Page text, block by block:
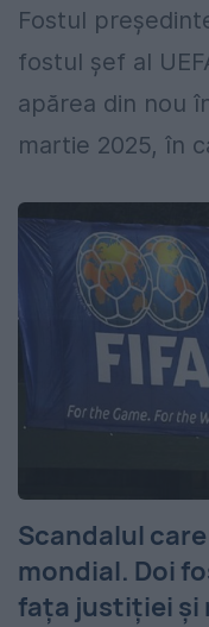
Fostul
fostul șef al
apărea din nou
martie 2025, în
Scandalul
mondial. Doi
fața justiției și